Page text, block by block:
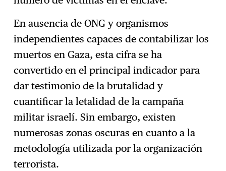
En ausencia de ONG y organismos
independientes capaces de contabilizar los
muertos en Gaza, esta cifra se ha
convertido en el principal indicador para
dar testimonio de la brutalidad y
cuantificar la letalidad de la campaña
militar israelí. Sin embargo, existen
numerosas zonas oscuras en cuanto a la
metodología utilizada por la organización
terrorista.